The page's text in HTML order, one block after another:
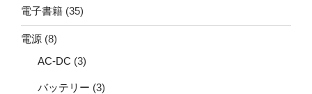
電子書籍 (35)
電源 (8)
AC-DC (3)
バッテリー (3)